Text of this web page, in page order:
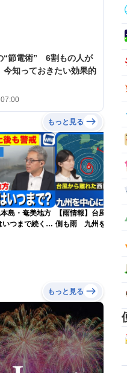
“節電術” 6割もの人が
知っておきたい効果的
もっと見る
島・奄美地方
つまで続く？
【雨情報】台風から
側も雨 九州を中心に
もっと見る